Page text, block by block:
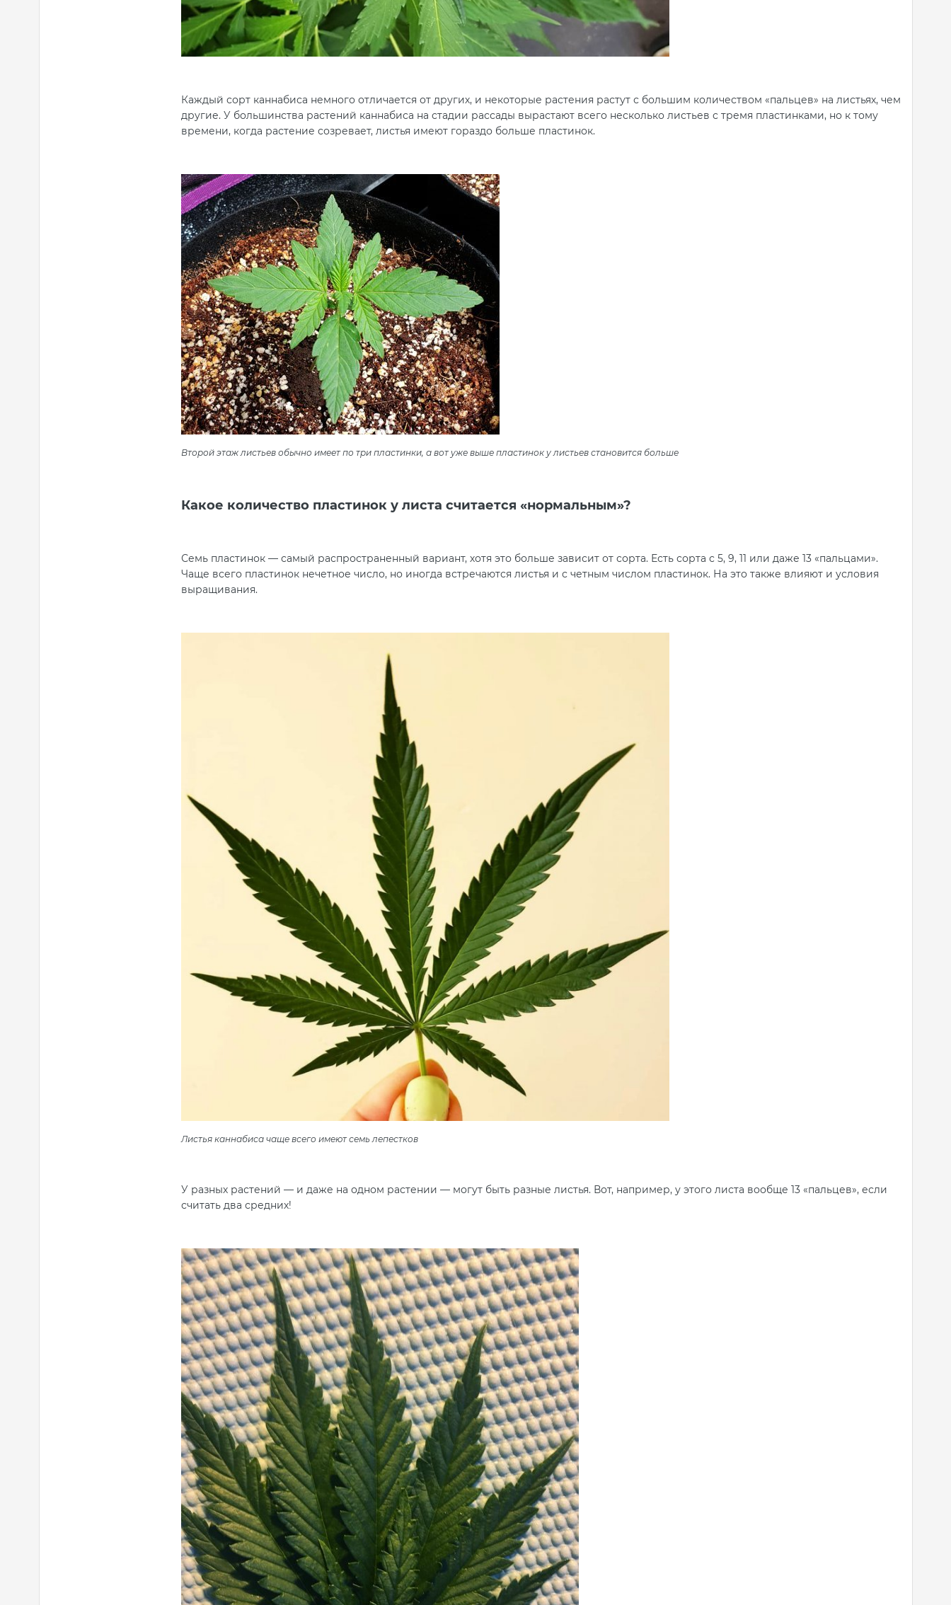
Каждый сорт каннабиса немного отличается от других, и некоторые растения растут с большим количеством «пальцев» на листьях, чем
другие. У большинства растений каннабиса на стадии рассады вырастают всего несколько листьев с тремя пластинками, но к тому
времени, когда растение созревает, листья имеют гораздо больше пластинок.
Второй этаж листьев обычно имеет по три пластинки, а вот уже выше пластинок у листьев становится больше
Какое количество пластинок у листа считается «нормальным»?
Семь пластинок — самый распространенный вариант, хотя это больше зависит от сорта. Есть сорта с 5, 9, 11 или даже 13 «пальцами».
Чаще всего пластинок нечетное число, но иногда встречаются листья и с четным числом пластинок. На это также влияют и условия
выращивания.
Листья каннабиса чаще всего имеют семь лепестков
У разных растений — и даже на одном растении — могут быть разные листья. Вот, например, у этого листа вообще 13 «пальцев», если
считать два средних!